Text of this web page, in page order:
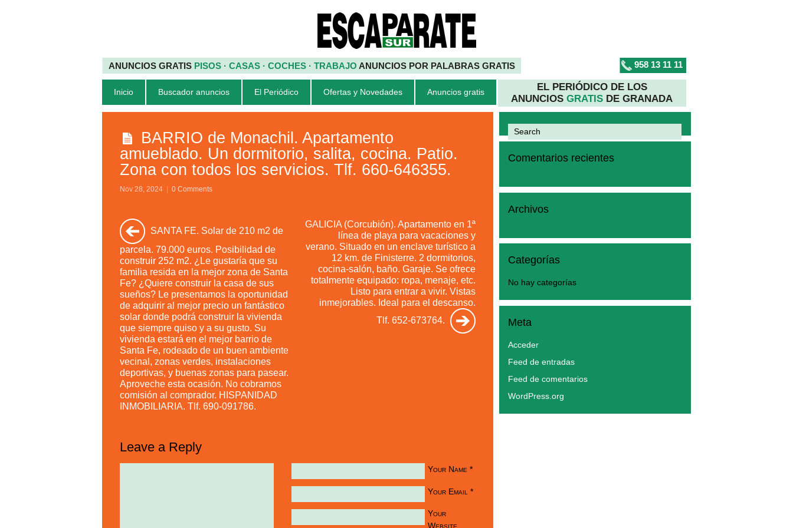
ANUNCIOS GRATIS PISOS · CASAS · COCHES · TRABAJO ANUNCIOS POR PALABRAS GRATIS 958 13 11 11
Inicio Buscador anuncios El Periódico Ofertas y Novedades Anuncios gratis
EL PERIÓDICO DE LOS
ANUNCIOSGRATIS DE GRANADA
BARRIO de Monachil. Apartamento
amueblado. Un dormitorio, salita, cocina. Patio.
Zona con todos los servicios. Tlf. 660-646355.
Nov 28, 2024 0 Comments
SANTA FE. Solar de 210 m2 de
parcela. 79.000 euros. Posibilidad de
construir 252 m2. ¿Le gustaría que su
familia resida en la mejor zona de Santa
Fe? ¿Quiere construir la casa de sus
sueños? Le presentamos la oportunidad
de adquirir al mejor precio un fantástico
solar donde podrá construir la vivienda
que siempre quiso y a su gusto. Su
vivienda estará en el mejor barrio de
Santa Fe, rodeado de un buen ambiente
vecinal, zonas verdes, instalaciones
deportivas, y buenas zonas para pasear.
Aproveche esta ocasión. No cobramos
comisión al comprador. HISPANIDAD
INMOBILIARIA. Tlf. 690-091786.
GALICIA (Corcubión). Apartamento en 1ª
línea de playa para vacaciones y
verano. Situado en un enclave turístico a
12 km. de Finisterre. 2 dormitorios,
cocina-salón, baño. Garaje. Se ofrece
totalmente equipado: ropa, menaje, etc.
Listo para entrar a vivir. Vistas
inmejorables. Ideal para el descanso.
Tlf. 652-673764.
Leave a Reply
Your Name *
Your Email *
Your
Website
Comentarios recientes
Archivos
Categorías
No hay categorías
Meta
Acceder
Feed de entradas
Feed de comentarios
WordPress.org